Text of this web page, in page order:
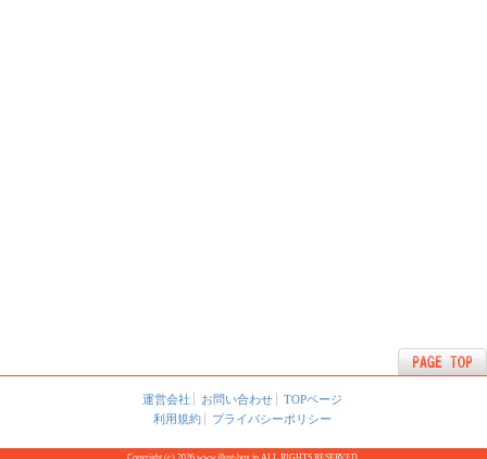
運営会社 お問い合わせ
TOPページ
利用規約
プライバシーポリシー